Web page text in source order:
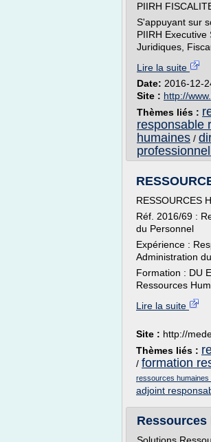
PIIRH
S'appuyant sur
PIIRH
Juridiques,
Lire la suite
Date: 2016-12-
Site : http://
Thèmes liés :
responsable
humaines /
RESSOURCES
Réf. 2016/69 :
du Personnel
Expérience :
Administration
Formation : DU
Ressources
Lire la suite
Site : http://
Thèmes liés :
/ formation
ressources humaines
adjoint
Ressources